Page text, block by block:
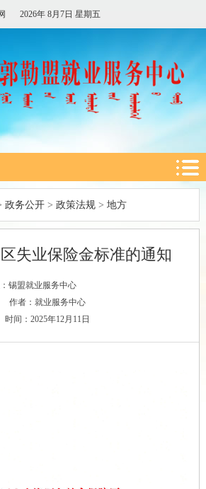
2026年 8月7日 星期五
政务公开> 政策法规> 地方
失业保险金标准的通知
锡盟就业服务中心
作者：就业服务中心
时间：2025年12月11日